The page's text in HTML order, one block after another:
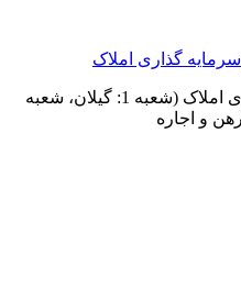
کاسپی لند برند معتبر سرمایه گذاری املاک (شعبه 1: گیلان، شعبه